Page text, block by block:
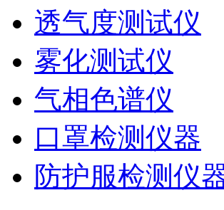
透气度测试仪
雾化测试仪
气相色谱仪
口罩检测仪器
防护服检测仪